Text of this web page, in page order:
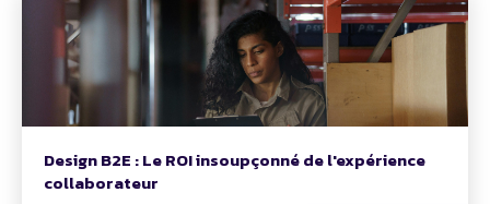
Design B2E : Le ROI insoupçonné de l'expérience
collaborateur